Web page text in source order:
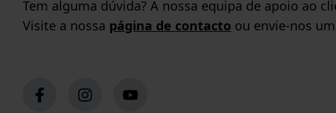
Tem alguma dúvida? A nossa equipa de apoio ao
Visite a nossa página de contacto ou envie-nos